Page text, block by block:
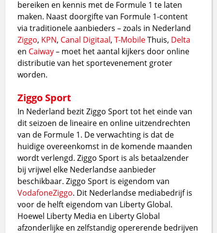
bereiken en kennis met de Formule 1 te laten
maken. Naast doorgifte van Formule 1-content
via traditionele aanbieders – zoals in Nederland
Ziggo, KPN, Canal Digitaal,T-MobileThuis, Delta
en Caiway– moet het aantal kijkers door online
distributie van het sportevenement groter
worden.
Ziggo Sport
In Nederland bezit Ziggo Sport tot het einde van
dit seizoen de lineaire en online uitzendrechten
van de Formule 1. De verwachting is dat de
huidige overeenkomst in de komende maanden
wordt verlengd. Ziggo Sport is als betaalzender
bij vrijwel elke Nederlandse aanbieder
beschikbaar. Ziggo Sport is eigendom van
VodafoneZiggo. Dit Nederlandse mediabedrijf is
voor de helft eigendom van Liberty Global.
Hoewel Liberty Media en Liberty Global
afzonderlijke en zelfstandig opererende bedrijven